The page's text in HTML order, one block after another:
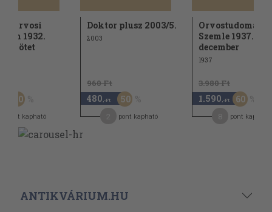
Orvosi
1932.
kötet
50
pont kapható
Doktor plusz 2003/5.
2003
960 Ft
480 ,-Ft 50
pont kapható
Szemle 1937.
december
1937
3.980 Ft
1.590 ,-Ft 60
pont kapható
ANTIKVÁRIUM.HU